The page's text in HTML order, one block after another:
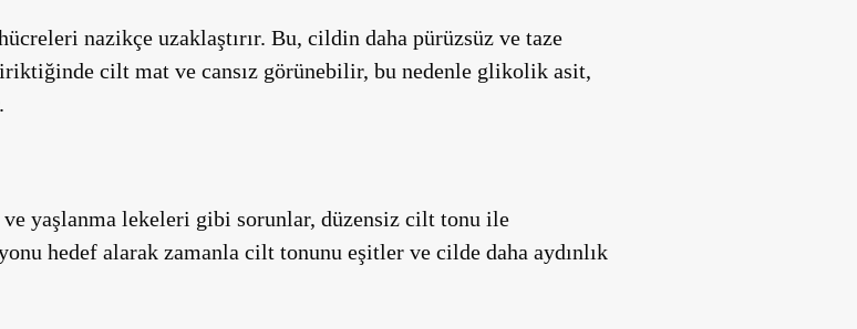
nazikçe uzaklaştırır. Bu, cildin daha pürüzsüz ve taze
cilt mat ve cansız görünebilir, bu nedenle glikolik asit,
yaşlanma lekeleri gibi sorunlar, düzensiz cilt tonu ile
hedef alarak zamanla cilt tonunu eşitler ve cilde daha aydınlık